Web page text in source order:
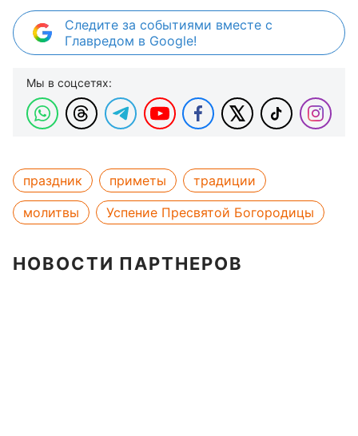
Следите за событиями вместе с
Главредом в Google!
Мы в соцсетях:
праздник приметы
традиции
молитвы
Успение Пресвятой Богородицы
НОВОСТИ ПАРТНЕРОВ